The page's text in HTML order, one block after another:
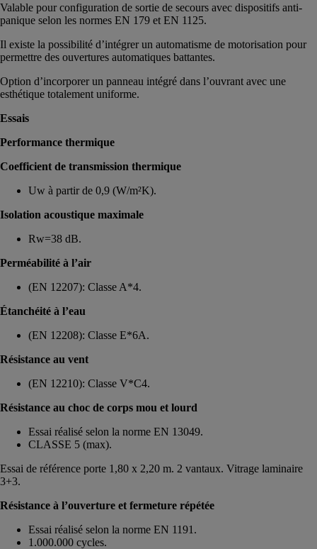
Valable pour configuration de sortie de secours avec dispositifs anti-
panique selon les normes EN 179 et EN 1125.
Il existe la possibilité d’intégrer un automatisme de motorisation pour
permettre des ouvertures automatiques battantes.
Option d’incorporer un panneau intégré dans l’ouvrant avec une
esthétique totalement uniforme.
Essais
Performance thermique
Coefficient de transmission thermique
Uw à partir de 0,9 (W/m²K).
Isolation acoustique maximale
Rw=38 dB.
Perméabilité à l’air
(EN 12207): Classe A*4.
Étanchéité à l’eau
(EN 12208): Classe E*6A.
Résistance au vent
(EN 12210): Classe V*C4.
Résistance au choc de corps mou et lourd
Essai réalisé selon la norme EN 13049.
CLASSE 5 (max).
Essai de référence porte 1,80 x 2,20 m. 2 vantaux. Vitrage laminaire
3+3.
Résistance à l’ouverture et fermeture répétée
Essai réalisé selon la norme EN 1191.
1.000.000 cycles.